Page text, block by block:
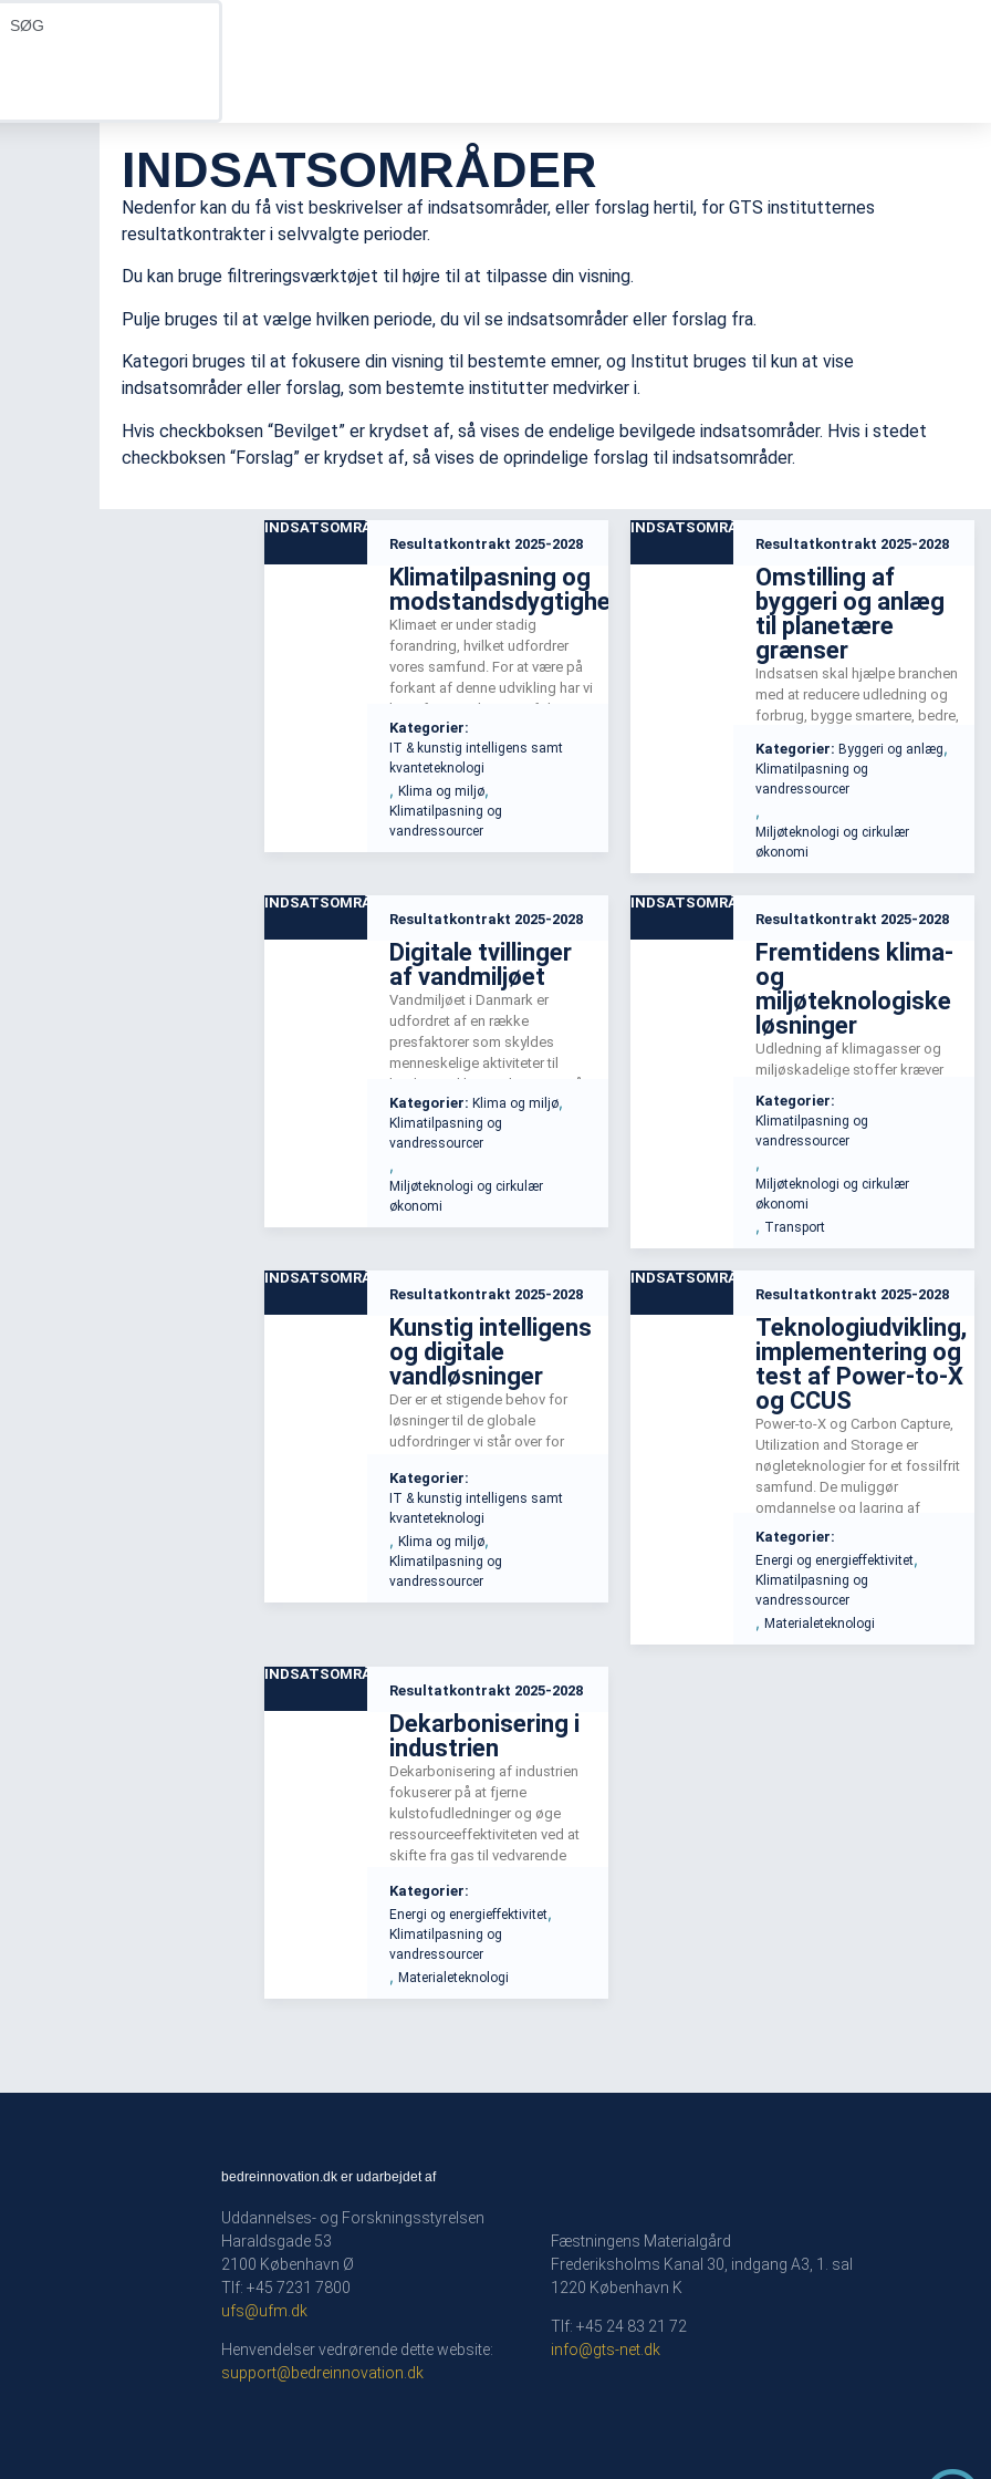
INDSATSOMRÅDER
Nedenfor kan du få vist beskrivelser af indsatsområder, eller forslag hertil, for GTS institutternes
resultatkontrakter i selvvalgte perioder.
Du kan bruge filtreringsværktøjet til højre til at tilpasse din visning.
Pulje bruges til at vælge hvilken periode, du vil se indsatsområder eller forslag fra.
Kategori bruges til at fokusere din visning til bestemte emner, og Institut bruges til kun at vise
indsatsområder eller forslag, som bestemte institutter medvirker i.
Hvis checkboksen “Bevilget” er krydset af, så vises de endelige bevilgede indsatsområder. Hvis i stedet
checkboksen “Forslag” er krydset af, så vises de oprindelige forslag til indsatsområder.
INDSATSOMRÅDE
Resultatkontrakt 2025-2028
Klimatilpasning og
modstandsdygtighed
Klimaet er under stadig
forandring, hvilket udfordrer
vores samfund. For at være på
forkant af denne udvikling har vi
brug for projektioner af det
fremtidige klima.
Indsatsområdet udvikler nem
tilgang til klimaprojektioner og
værktøjer til at beregne
konsekvenser af de ændrede
vejrforhold.
Kategorier:
IT & kunstig intelligens samt
kvanteteknologi
, Klima og miljø,
Klimatilpasning og
vandressourcer
INDSATSOMRÅDE
Resultatkontrakt 2025-2028
Omstilling af
byggeri og anlæg
til planetære
grænser
Indsatsen skal hjælpe branchen
med at reducere udledning og
forbrug, bygge smartere, bedre,
renovere og transformere
eksisterende bygninger og
sikre fremtidens løsninger uden
at gå på kompromis med
sikkerhed, miljø og holdbarhed.
Kategorier:Byggeri og anlæg,
Klimatilpasning og
vandressourcer
,
Miljøteknologi og cirkulær
økonomi
INDSATSOMRÅDE
Resultatkontrakt 2025-2028
Digitale tvillinger
af vandmiljøet
Vandmiljøet i Danmark er
udfordret af en række
presfaktorer som skyldes
menneskelige aktiviteter til
lands og til havs. Aktiviteter på
tværs af vandsystemer er tæt
forbundne, og indsatsområdet
bidrager med en holistisk
tilgang igennem opbygning og
kobling af digitale tvillinger.
Kategorier:Klima og miljø,
Klimatilpasning og
vandressourcer
,
Miljøteknologi og cirkulær
økonomi
INDSATSOMRÅDE
Resultatkontrakt 2025-2028
Fremtidens klima-
og
miljøteknologiske
løsninger
Udledning af klimagasser og
miljøskadelige stoffer kræver
på at identificere og reducere
emissioner i samarbejde med
Målet er at udvikle teknologier
og metoder, der effektivt
historiske miljøpåvirkninger.
Kategorier:
Klimatilpasning og
vandressourcer
,
Miljøteknologi og cirkulær
økonomi
, Transport
INDSATSOMRÅDE
Resultatkontrakt 2025-2028
Kunstig intelligens
og digitale
vandløsninger
Der er et stigende behov for
løsninger til de globale
udfordringer vi står over for
miljøområdet. Indsatsområdet
udforsker og udnytter
fremskridt med kunstig
intelligens og datateknologi til
udvikling af nye digitale
vandløsninger.
Kategorier:
IT & kunstig intelligens samt
kvanteteknologi
, Klima og miljø,
Klimatilpasning og
vandressourcer
INDSATSOMRÅDE
Resultatkontrakt 2025-2028
Teknologiudvikling,
implementering og
test af Power-to-X
og CCUS
Power-to-X og Carbon Capture,
Utilization and Storage er
nøgleteknologier for et fossilfrit
samfund. De muliggør
omdannelse og lagring af
vedvarende energi samt
reduktion af CO2-udledninger.
Danmark er blandt de førende,
men fuld udnyttelse kræver
og modning.
Kategorier:
Energi og energieffektivitet,
Klimatilpasning og
vandressourcer
, Materialeteknologi
INDSATSOMRÅDE
Resultatkontrakt 2025-2028
Dekarbonisering i
industrien
Dekarbonisering af industrien
fokuserer på at fjerne
kulstofudledninger og øge
ressourceeffektiviteten ved at
skifte fra gas til vedvarende
energiuafhængigheden.
Indsatsen indebærer udvikling
af teknologiske serviceydelser,
nye testfaciliteter, og
forskningsaktiviteter.
Kategorier:
Energi og energieffektivitet,
Klimatilpasning og
vandressourcer
, Materialeteknologi
bedreinnovation.dk er udarbejdet af
Uddannelses- og Forskningsstyrelsen
Haraldsgade 53
2100 København Ø
Tlf: +45 7231 7800
ufs@ufm.dk
Henvendelser vedrørende dette website:
support@bedreinnovation.dk
Fæstningens Materialgård
Frederiksholms Kanal 30, indgang A3, 1. sal
1220 København K
Tlf: +45 24 83 21 72
info@gts-net.dk